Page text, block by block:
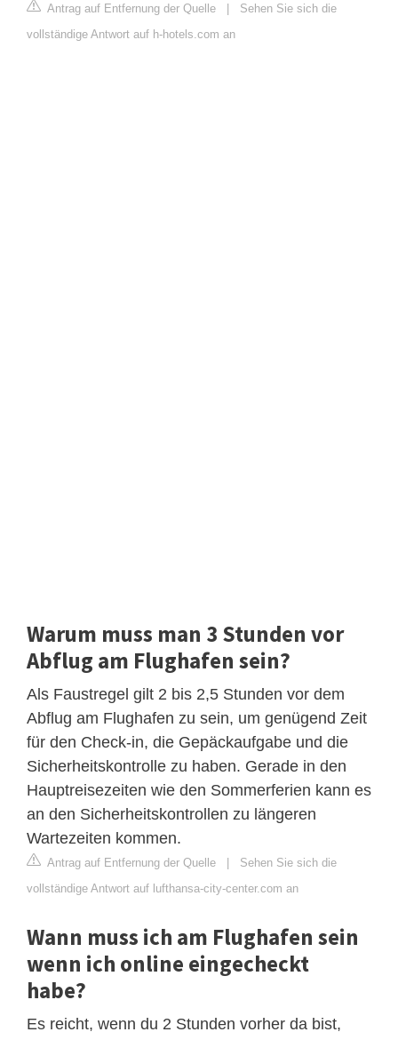
Antrag auf Entfernung der Quelle | Sehen Sie sich die
vollständige Antwort auf h-hotels.com an
Warum muss man 3 Stunden vor
Abflug am Flughafen sein?
Als Faustregel gilt 2 bis 2,5 Stunden vor dem
Abflug am Flughafen zu sein, um genügend Zeit
für den Check-in, die Gepäckaufgabe und die
Sicherheitskontrolle zu haben. Gerade in den
Hauptreisezeiten wie den Sommerferien kann es
an den Sicherheitskontrollen zu längeren
Wartezeiten kommen.
Antrag auf Entfernung der Quelle | Sehen Sie sich die
vollständige Antwort auf lufthansa-city-center.com an
Wann muss ich am Flughafen sein
wenn ich online eingecheckt
habe?
Es reicht, wenn du 2 Stunden vorher da bist,